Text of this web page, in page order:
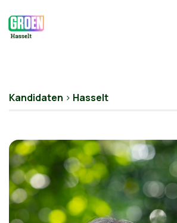
Kandidaten > Hasselt